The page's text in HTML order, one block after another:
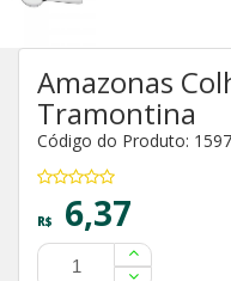
Amazonas
Tramontina
Código do Produto: 1597
R$ 6,37